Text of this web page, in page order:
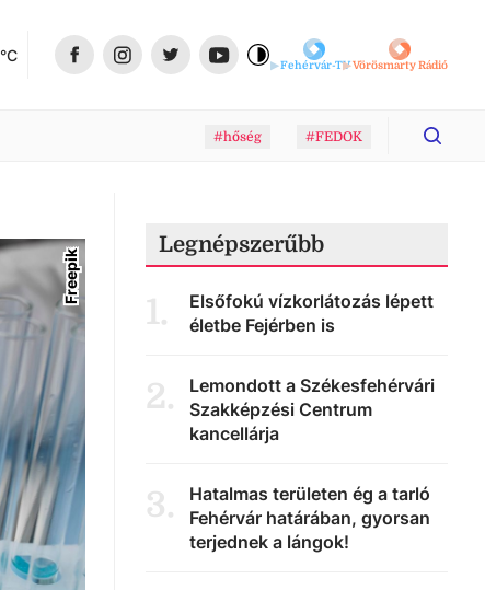
°C
Fehérvár-TVVörösmarty Rádió
#hőség #FEDOK
Freepik
Legnépszerűbb
1.
Elsőfokú vízkorlátozás lépett
életbe Fejérben is
2.
Lemondott a Székesfehérvári
Szakképzési Centrum
kancellárja
3.
Hatalmas területen ég a tarló
Fehérvár határában, gyorsan
terjednek a lángok!